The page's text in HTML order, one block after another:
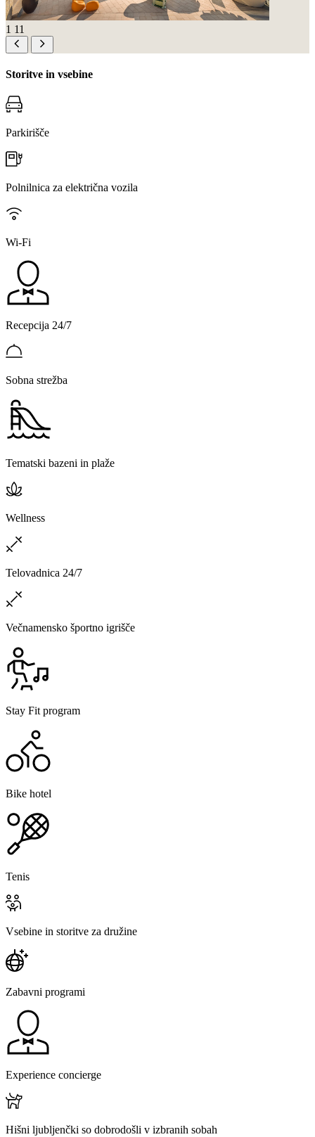
1 11
Storitve in vsebine
Parkirišče
Polnilnica za električna vozila
Wi-Fi
Recepcija 24/7
Sobna strežba
Tematski bazeni in plaže
Wellness
Telovadnica 24/7
Večnamensko športno igrišče
Stay Fit program
Bike hotel
Tenis
Vsebine in storitve za družine
Zabavni programi
Experience concierge
Hišni ljubljenčki so dobrodošli v izbranih sobah